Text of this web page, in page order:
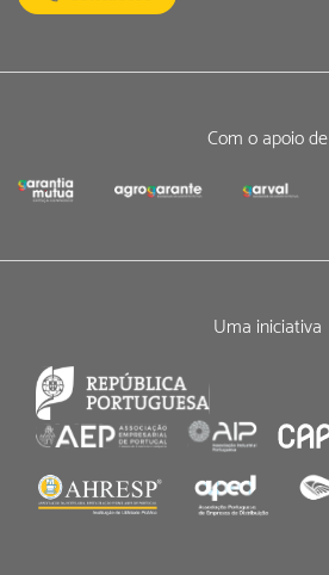
Com o apoio de
Uma iniciativa